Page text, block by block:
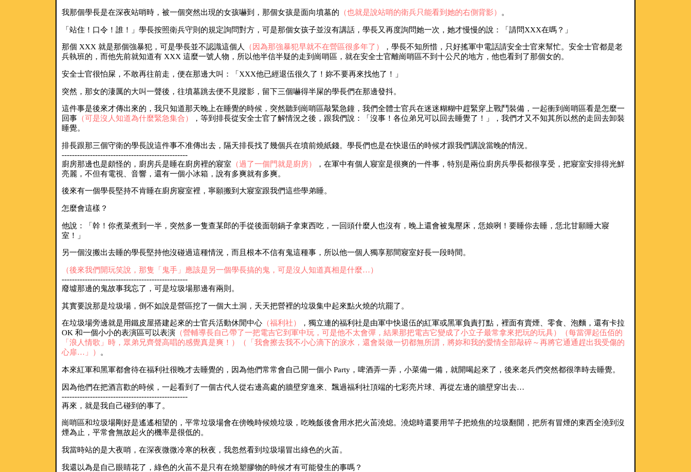
我那個學長是在深夜站哨時，被一個突然出現的女孩嚇到，那個女孩是面向墳墓的 （也就是說站哨的衛兵只能看到她的右側背影） 。
「站住！口令！誰！」學長按照衛兵守則的規定詢問對方，可是那個女孩子並沒有講話，學長又再度詢問她一次，她才慢慢的說：「請問XXX在嗎？」
那個 XXX 就是那個強暴犯，可是學長並不認識這個人 （因為那強暴犯早就不在營區很多年了）
，學長不知所惜，只好搖軍中電話請安全士官來幫忙。安全士官都是老
兵執班的，而他先前就知道有 XXX 這麼一號人物，所以他半信半疑的走到崗哨區，就在安全士官離崗哨區不到十公尺的地方，他也看到了那個女的。
安全士官很怕屎，不敢再往前走，便在那邊大叫：「XXX他已經退伍很久了！妳不要再來找他了！」
突然，那女的淒厲的大叫一聲後，往墳墓跳去便不見蹤影，留下三個嚇得半屎的學長們在那邊發抖。
這件事是後來才傳出來的，我只知道那天晚上在睡覺的時候，突然聽到崗哨區敲緊急鐘，我們全體士官兵在迷迷糊糊中趕緊穿上戰鬥裝備，一起衝到崗哨區看是怎麼一
回事 （可是沒人知道為什麼緊急集合）
，等到排長從安全士官了解情況之後，跟我們說：「沒事！各位弟兄可以回去睡覺了！」，我們才又不知其所以然的走回去卸裝
睡覺。
排長跟那三個守衛的學長說這件事不准傳出去，隔天排長找了幾個兵在墳前燒紙錢。學長們也是在快退伍的時候才跟我們講說當晚的情況。
-------------------------------------------------
廚房那邊也是頗怪的，廚房兵是睡在廚房裡的寢室 （過了一個門就是廚房）
，在軍中有個人寢室是很爽的一件事，特別是兩位廚房兵學長都很享受，把寢室安排得光鮮
亮麗，不但有電視、音響，還有一個小冰箱，說有多爽就有多爽。
後來有一個學長堅持不肯睡在廚房寢室裡，寧願搬到大寢室跟我們這些學弟睡。
怎麼會這樣？
他說：「幹！你煮菜煮到一半，突然多一隻查某郎的手從後面朝鍋子拿東西吃，一回頭什麼人也沒有，晚上還會被鬼壓床，恁娘咧！要睡你去睡，恁北甘願睡大寢
室！」
另一個沒搬出去睡的學長堅持他沒碰過這種情況，而且根本不信有鬼這種事，所以他一個人獨享那間寢室好長一段時間。
（後來我們開玩笑說，那隻「鬼手」應該是另一個學長搞的鬼，可是沒人知道真相是什麼…）
-------------------------------------------------
廢墟那邊的鬼故事我忘了，可是垃圾場那邊有兩則。
其實要說那是垃圾場，倒不如說是營區挖了一個大土洞，天天把營裡的垃圾集中起來點火燒的坑罷了。
在垃圾場旁邊就是用鐵皮屋搭建起來的士官兵活動休閒中心 （福利社）
，獨立連的福利社是由軍中快退伍的紅軍或黑軍負責打點，裡面有賣煙、零食、泡麵，還有卡拉
OK 和一個小小的表演區可以表演 （營輔導長自己帶了一把電吉它到軍中玩，可是他不太會彈，結果那把電吉它變成了小立子最常拿來把玩的玩具）
（每當彈起伍佰的
「浪人情歌」時，眾弟兄齊聲高唱的感覺真是爽！）
（「我會擦去我不小心滴下的淚水，還會裝做一切都無所謂，將妳和我的愛情全部敲碎～再將它通通趕出我受傷的
心扉…」） 。
本來紅軍和黑軍都會待在福利社很晚才去睡覺的，因為他們常常會自己開一個小 Party，啤酒弄一弄，小菜備一備，就開喝起來了，後來老兵們突然都很準時去睡覺。
因為他們在把酒言歡的時候，一起看到了一個古代人從右邊高處的牆壁穿進來、飄過福利社頂端的七彩亮片球、再從左邊的牆壁穿出去…
-------------------------------------------------
再來，就是我自己碰到的事了。
崗哨區和垃圾場剛好是遙遙相望的，平常垃圾場會在傍晚時候燒垃圾，吃晚飯後會用水把火苖澆熄。澆熄時還要用竿子把燒焦的垃圾翻開，把所有冒煙的東西全澆到沒
煙為止，平常會無故起火的機率是很低的。
我當時站的是大夜哨，在深夜微微冷寒的秋夜，我忽然看到垃圾場冒出綠色的火苖。
我還以為是自己眼睛花了，綠色的火苖不是只有在燒塑膠物的時候才有可能發生的事嗎？